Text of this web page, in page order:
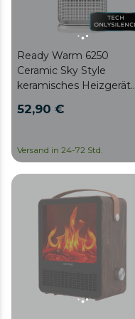
Ready Warm 6250
Ceramic Sky Style
keramisches Heizgerät
einstellbarer Thermostat,
und Kippschutz,
geräuscharm, 20 m2
52,90 €
Versand in 24-72 Std.